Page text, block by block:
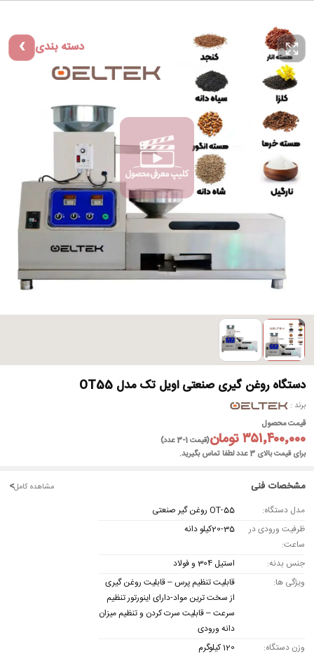
دسته بندی
►
دستگاه روغن گیری صنعتی اویل تک مدل OT55
برند
قیمت محصول
۳۵۱٬۴۰۰٬۰۰۰ تومان
(قیمت 1-3 عدد)
برای قیمت بالای 3 عدد لطفا تماس بگیرید.
مشخصات فنی مشاهده کامل<
مدل دستگاه:
OT-55 روغن گیر صنعتی
ظرفیت ورودی در
ساعت:
20-35کیلو دانه
جنس بدنه:
استیل 304 و فولاد
ویژگی ها:
قابلیت تنظیم پرس – قابلیت روغن گیری
از سخت ترین مواد-دارای اینورتور تنظیم
سرعت – قابلیت سرت کردن و تنظیم میزان
دانه ورودی
وزن دستگاه:
120 کیلوگرم